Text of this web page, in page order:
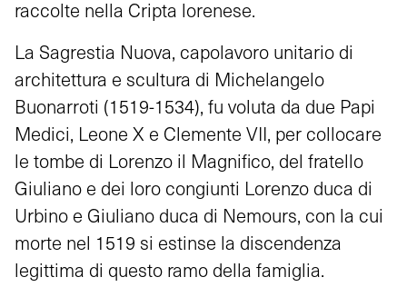
raccolte nella Cripta lorenese.
La Sagrestia Nuova, capolavoro unitario di
architettura e scultura di Michelangelo
Buonarroti (1519-1534), fu voluta da due Papi
Medici, Leone X e Clemente VII, per collocare
le tombe di Lorenzo il Magnifico, del fratello
Giuliano e dei loro congiunti Lorenzo duca di
Urbino e Giuliano duca di Nemours, con la cui
morte nel 1519 si estinse la discendenza
legittima di questo ramo della famiglia.